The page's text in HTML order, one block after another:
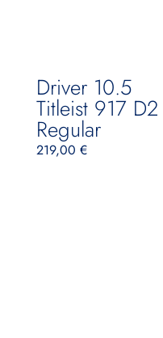
Driver 10.5
Titleist 917 D2
Regular
219,00 €